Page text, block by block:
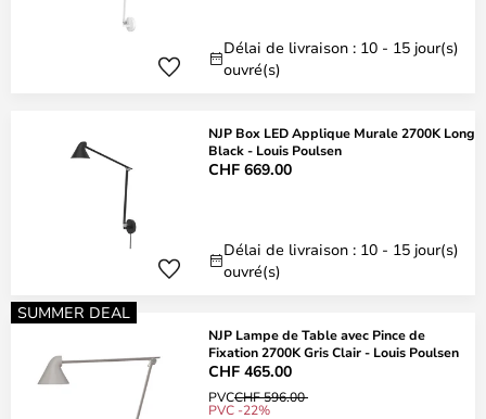
Délai de livraison : 10 - 15 jour(s)
ouvré(s)
NJP Box LED Applique Murale 2700K Long
Black - Louis Poulsen
CHF 669.00
Délai de livraison : 10 - 15 jour(s)
ouvré(s)
SUMMER DEAL
NJP Lampe de Table avec Pince de
Fixation 2700K Gris Clair - Louis Poulsen
CHF 465.00
PVCCHF 596.00
PVC -22%